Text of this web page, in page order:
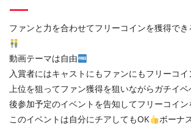
ファンと力を合わせてフリーコインを獲得で
動画テーマは自由
入賞者にはキャストにもファンにもフリーコイ
上位を狙ってファン獲得を狙いながらガチイ
後参加予定のイベントを告知してフリーコイン
このイベントは自分にチアしてもOK
ボーナ